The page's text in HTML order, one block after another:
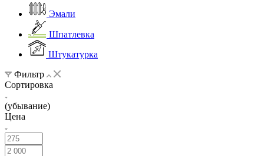
Эмали
Шпатлевка
Штукатурка
Фильтр
Сортировка
(убывание)
Цена